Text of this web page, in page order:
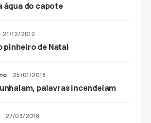
água do capote
21/12/2012
pinheiro de Natal
25/01/2018
palavras incendeiam
27/03/2018